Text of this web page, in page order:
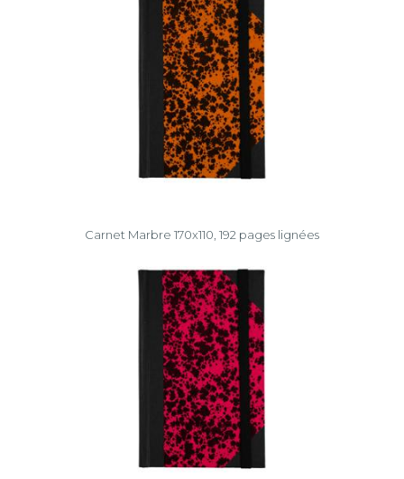
Carnet Marbre 170x110, 192 pages lignées